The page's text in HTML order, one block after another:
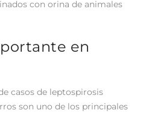
con orina de animales
en
casos de leptospirosis
son uno de los principales